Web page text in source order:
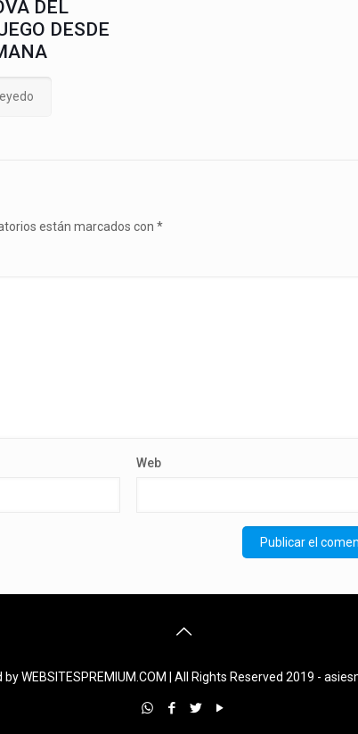
DEL
DESDE
están marcados con *
Web
WEBSITESPREMIUM.COM | All Rights Reserved 2019 -